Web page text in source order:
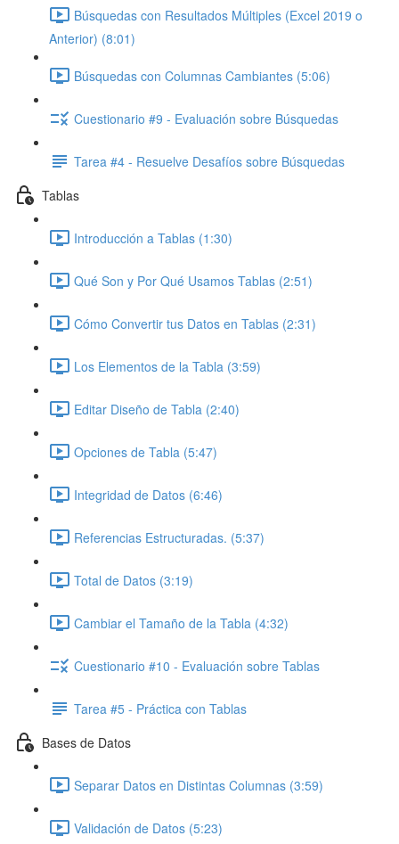
Búsquedas con Resultados Múltiples (Excel 2019 o
Anterior) (8:01)
Búsquedas con Columnas Cambiantes (5:06)
Cuestionario #9 - Evaluación sobre Búsquedas
Tarea #4 - Resuelve Desafíos sobre Búsquedas
Tablas
Introducción a Tablas (1:30)
Qué Son y Por Qué Usamos Tablas (2:51)
Cómo Convertir tus Datos en Tablas (2:31)
Los Elementos de la Tabla (3:59)
Editar Diseño de Tabla (2:40)
Opciones de Tabla (5:47)
Integridad de Datos (6:46)
Referencias Estructuradas. (5:37)
Total de Datos (3:19)
Cambiar el Tamaño de la Tabla (4:32)
Cuestionario #10 - Evaluación sobre Tablas
Tarea #5 - Práctica con Tablas
Bases de Datos
Separar Datos en Distintas Columnas (3:59)
Validación de Datos (5:23)